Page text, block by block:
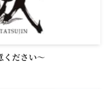
ださい～